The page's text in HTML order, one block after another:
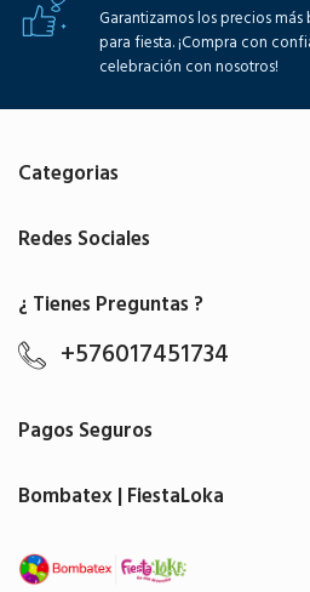
Garantizamos los precios
para fiesta. ¡Compra con
celebración con nosotros!
Categorias
Redes Sociales
¿ Tienes Preguntas ?
+576017451734
Pagos Seguros
Bombatex | FiestaLoka